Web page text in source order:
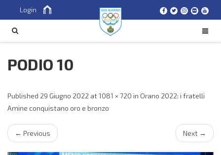
Login
PODIO 10
Published 29 Giugno 2022 at1081 × 720 in Orano 2022: i fratelli
Amine conquistano oro e bronzo
← Previous Next →